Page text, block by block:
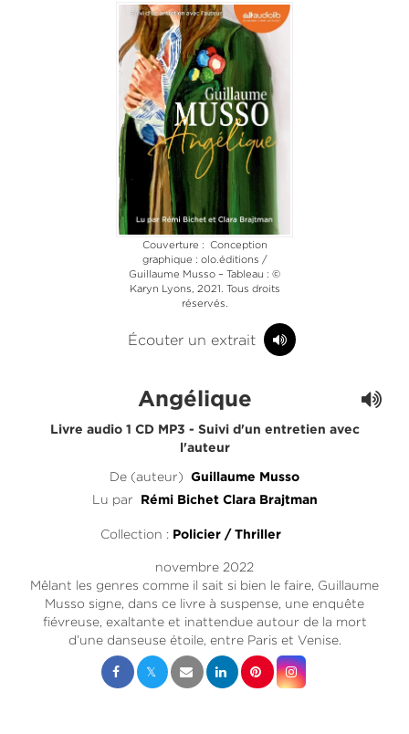
Couverture : Conception
graphique : olo.éditions /
Guillaume Musso – Tableau : ©
Karyn Lyons, 2021. Tous droits
réservés.
Écouter un extrait
Angélique
Livre audio 1 CD MP3 - Suivi d'un entretien avec
l'auteur
De (auteur) Guillaume Musso
Lu par Rémi Bichet Clara Brajtman
Collection : Policier / Thriller
novembre 2022
Mêlant les genres comme il sait si bien le faire, Guillaume
Musso signe, dans ce livre à suspense, une enquête
fiévreuse, exaltante et inattendue autour de la mort
d’une danseuse étoile, entre Paris et Venise.